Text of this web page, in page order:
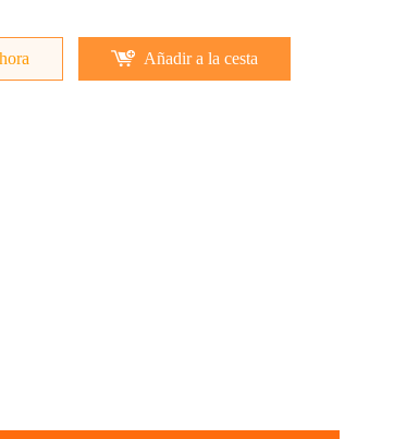
Añadir a la cesta